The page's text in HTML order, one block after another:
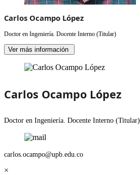
Carlos Ocampo López
Doctor en Ingeniería. Docente Interno (Titular)
Ver más información
Carlos Ocampo López
Doctor en Ingeniería. Docente Interno (Titular)
carlos.ocampo@upb.edu.co
×